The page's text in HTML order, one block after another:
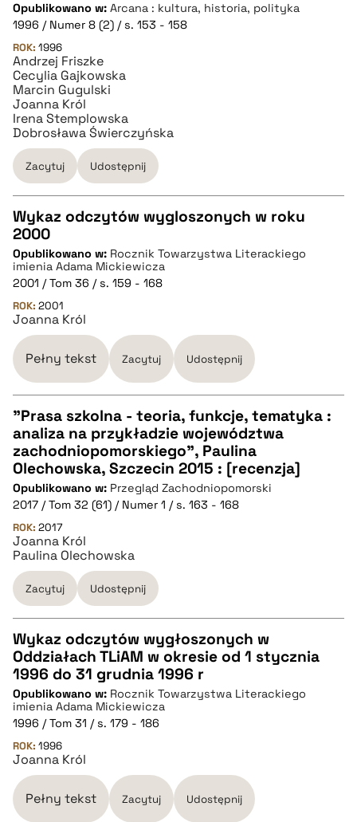
CZYSTY TEKST
pobierz cytat
BIBTEX
pobierz cytat
Opublikowano w: Arcana : kultura, historia, polityka
1996 / Numer 8 (2) / s. 153 - 158
ROK: 1996
Andrzej Friszke
Cecylia Gajkowska
Marcin Gugulski
Joanna Król
Irena Stemplowska
Dobrosława Świerczyńska
Zacytuj Udostępnij
CZYSTY TEKST
pobierz cytat
BIBTEX
pobierz cytat
Wykaz odczytów wygloszonych w roku
2000
Opublikowano w: Rocznik Towarzystwa Literackiego
imienia Adama Mickiewicza
2001 / Tom 36 / s. 159 - 168
ROK: 2001
Joanna Król
Pełny tekst Zacytuj Udostępnij
CZYSTY TEKST
pobierz cytat
BIBTEX
pobierz cytat
"Prasa szkolna - teoria, funkcje, tematyka :
analiza na przykładzie województwa
zachodniopomorskiego", Paulina
Olechowska, Szczecin 2015 : [recenzja]
Opublikowano w: Przegląd Zachodniopomorski
2017 / Tom 32 (61) / Numer 1 / s. 163 - 168
ROK: 2017
Joanna Król
Paulina Olechowska
Zacytuj Udostępnij
CZYSTY TEKST
pobierz cytat
BIBTEX
pobierz cytat
Wykaz odczytów wygłoszonych w
Oddziałach TLiAM w okresie od 1 stycznia
1996 do 31 grudnia 1996 r
Opublikowano w: Rocznik Towarzystwa Literackiego
imienia Adama Mickiewicza
1996 / Tom 31 / s. 179 - 186
ROK: 1996
Joanna Król
Pełny tekst Zacytuj Udostępnij